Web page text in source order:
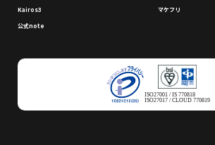
Kairos3 マケフリ
公式note
ISO27001 / IS 770818
ISO27017 / CLOUD 770819